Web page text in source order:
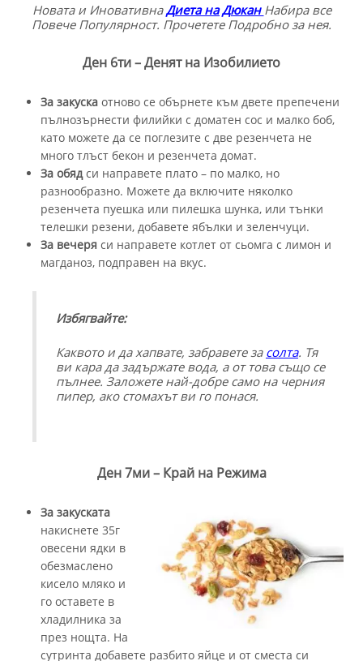
Новата и ИновативнаДиета на Дюкан Набира все
Повече Популярност. Прочетете Подробно за нея.
Ден 6ти – Денят на Изобилието
За закуска отново се обърнете към двете препечени
пълнозърнести филийки с доматен сос и малко боб,
като можете да се поглезите с две резенчета не
много тлъст бекон и резенчета домат.
За обядси направете плато – по малко, но
разнообразно. Можете да включите няколко
резенчета пуешка или пилешка шунка, или тънки
телешки резени, добавете ябълки и зеленчуци.
За вечеря си направете котлет от сьомга с лимон и
магданоз, подправен на вкус.
Избягвайте:
Каквото и да хапвате, забравете за солта. Тя
ви кара да задържате вода, а от това също се
пълнее. Заложете най-добре само на черния
пипер, ако стомахът ви го понася.
Ден 7ми – Край на Режима
За закуската
накиснете 35г
овесени ядки в
обезмаслено
кисело мляко и
го оставете в
хладилника за
през нощта. На
сутринта добавете разбито яйце и от сместа си